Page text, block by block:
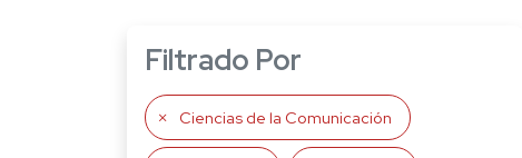
Filtrado Por
Ciencias de la Comunicación